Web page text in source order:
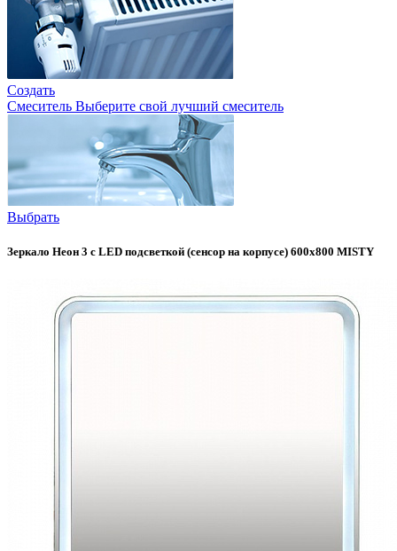
Создать
Смеситель Выберите свой лучший смеситель
Выбрать
Зеркало Неон 3 с LED подсветкой (сенсор на корпусе) 600х800 MISTY